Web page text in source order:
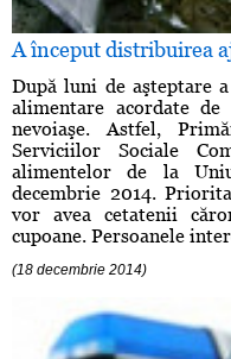
A început distribuirea
După luni de aşteptare
alimentare acordate de
nevoiaşe. Astfel,
Serviciilor Sociale
alimentelor de la
decembrie 2014.
vor avea cetatenii
cupoane. Persoanele
(18 decembrie 2014)